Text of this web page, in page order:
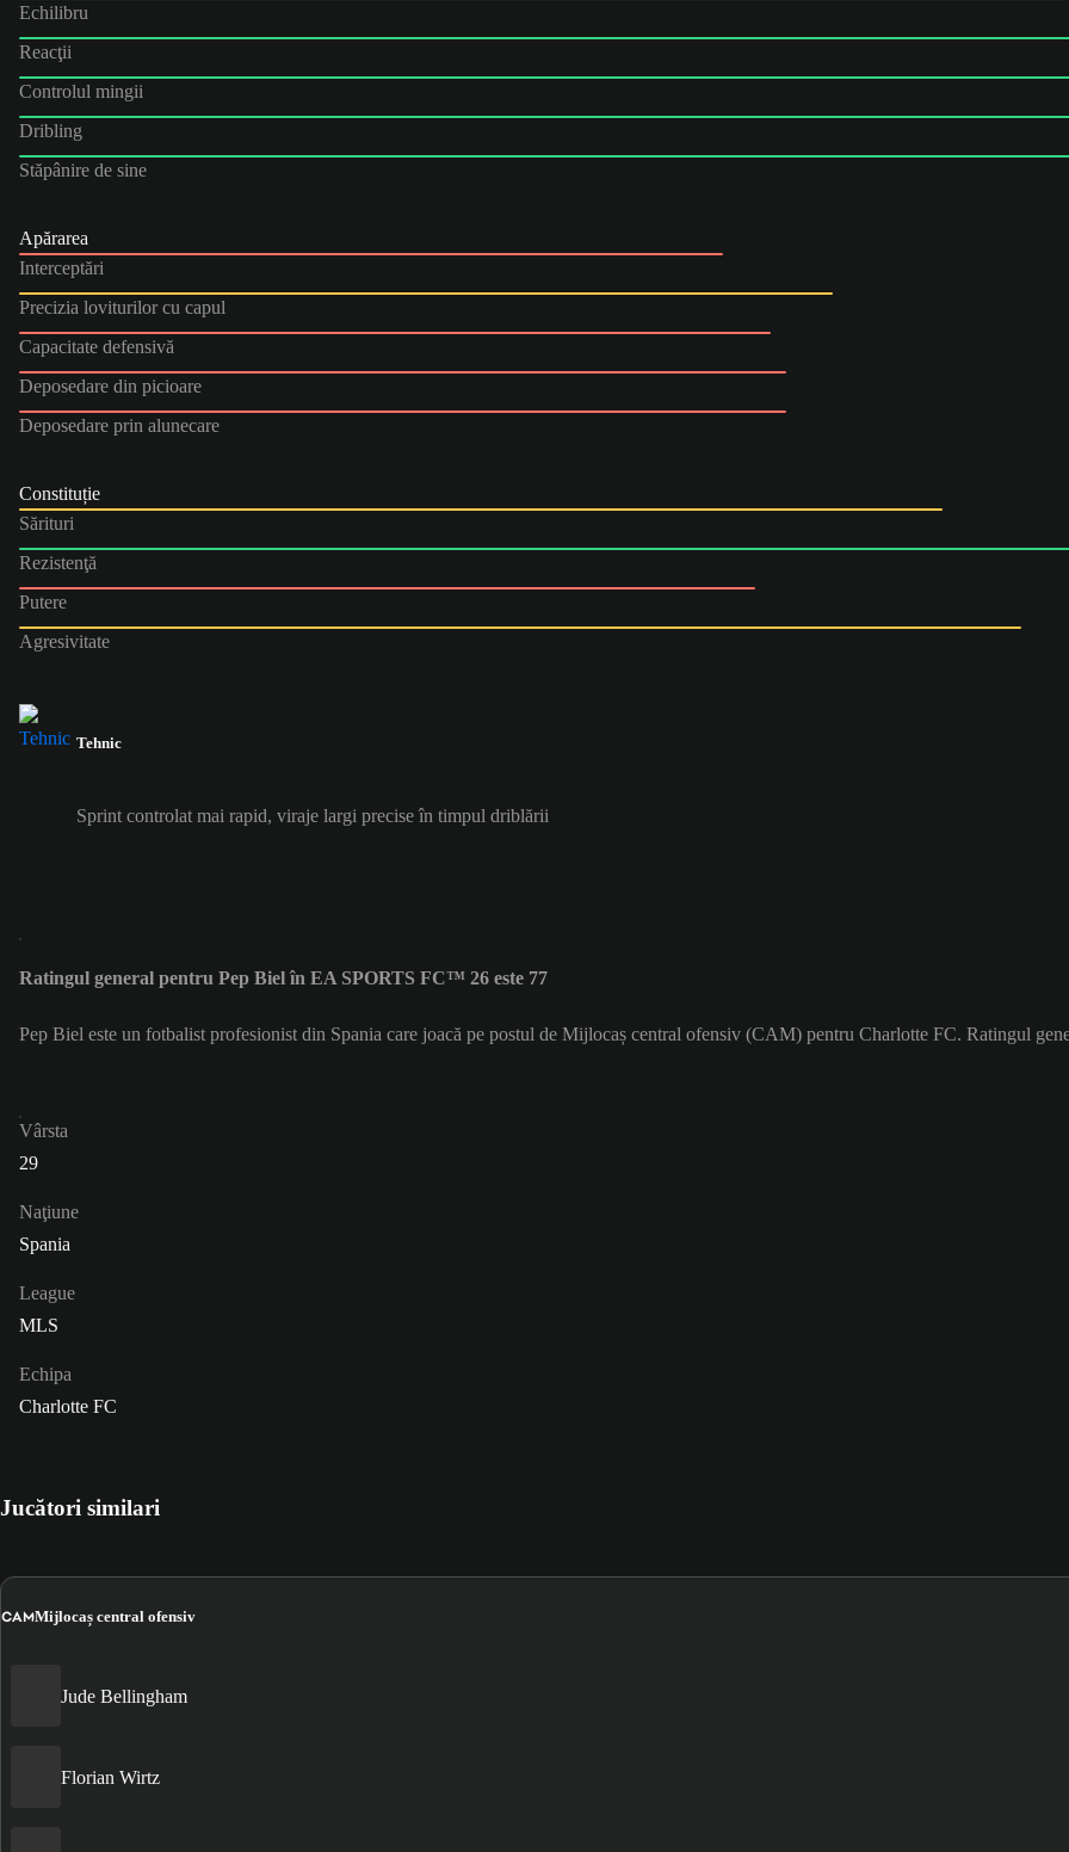
Echilibru
Reacţii
Controlul mingii
Dribling
Stăpânire de sine
Apărarea
Interceptări
Precizia loviturilor cu capul
Capacitate defensivă
Deposedare din picioare
Deposedare prin alunecare
Constituție
Sărituri
Rezistenţă
Putere
Agresivitate
Tehnic
Sprint controlat mai rapid, viraje largi precise în timpul driblării
Ratingul general pentru Pep Biel în EA SPORTS FC™ 26 este 77
Pep Biel este un fotbalist profesionist din Spania care joacă pe postul de Mijlocaș central ofensiv (CAM) pentru Charlotte FC. Ratingul
Vârsta
29
Naţiune
Spania
League
MLS
Echipa
Charlotte FC
Jucători similari
CAMMijlocaș central ofensiv
Jude Bellingham
Florian Wirtz